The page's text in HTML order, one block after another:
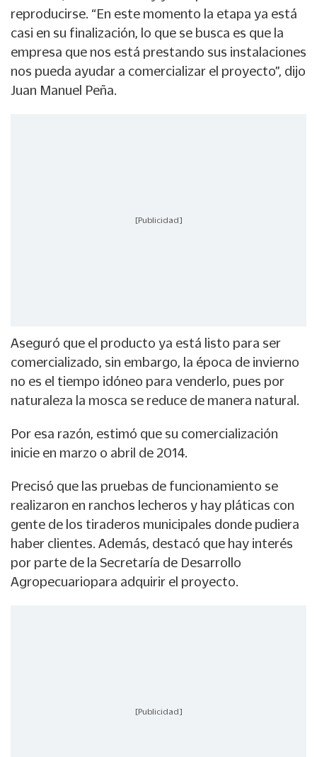
reproducirse. “En este momento la etapa ya está
casi en su finalización, lo que se busca es que la
empresa que nos está prestando sus instalaciones
nos pueda ayudar a comercializar el proyecto”, dijo
Juan Manuel Peña.
[Publicidad]
Aseguró que el producto ya está listo para ser
comercializado, sin embargo, la época de invierno
no es el tiempo idóneo para venderlo, pues por
naturaleza la mosca se reduce de manera natural.
Por esa razón, estimó que su comercialización
inicie en marzo o abril de 2014.
Precisó que las pruebas de funcionamiento se
realizaron en ranchos lecheros y hay pláticas con
gente de los tiraderos municipales donde pudiera
haber clientes. Además, destacó que hay interés
por parte de la Secretaría de Desarrollo
Agropecuariopara adquirir el proyecto.
[Publicidad]